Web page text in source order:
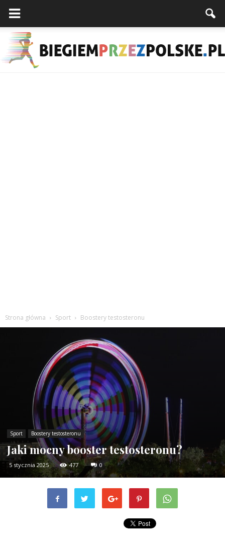
Strona główna Sport Boostery testosteronu
Sport Boostery testosteronu
Jaki mocny booster testosteronu?
5 stycznia 2025 477 0